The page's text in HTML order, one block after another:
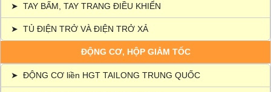
➤ TAY BẤM, TAY TRANG ĐIỀU KHIỂN
➤ TỦ ĐIỆN TRỞ VÀ ĐIỆN TRỞ XẢ
ĐỘNG CƠ, HỘP GIẢM TỐC
➤ ĐỘNG CƠ liền HGT TAILONG TRUNG QUỐC